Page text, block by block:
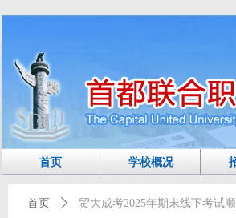
首页 学校概况
首页 ꄲ 贸大成考2025年期末线下考试